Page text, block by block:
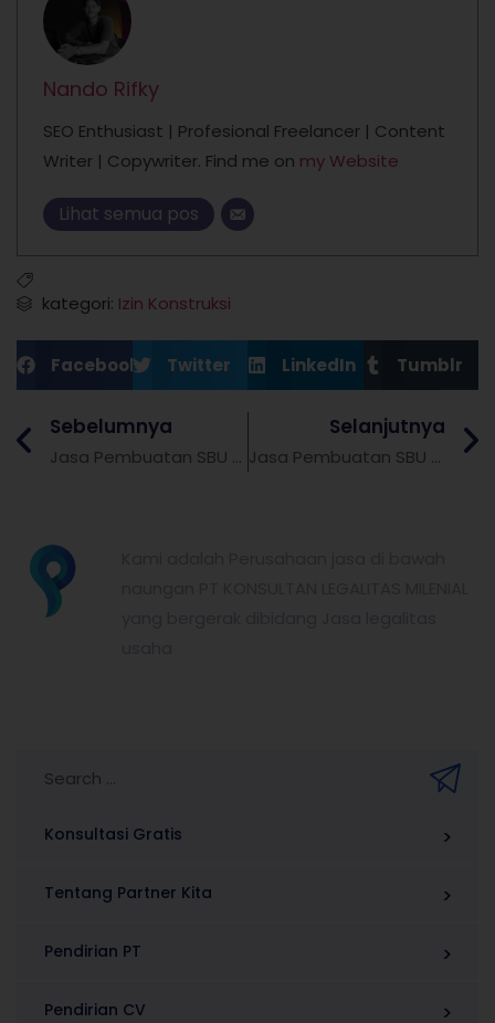
Nando Rifky
SEO Enthusiast | Profesional Freelancer | Content
Writer | Copywriter. Find me on my Website
Lihat semua pos
kategori: Izin Konstruksi
Facebook Twitter LinkedIn Tumblr
Sebelumnya
Jasa Pembuatan SBU Konstruksi Paket Bundling dengan SKK
Selanjutnya
Jasa Pembuatan SBU Konstruksi Kualifikasi Kecil (K1) untuk CV Pemula
Konsultasi Gratis
Tentang Partner Kita
Pendirian PT
Pendirian CV